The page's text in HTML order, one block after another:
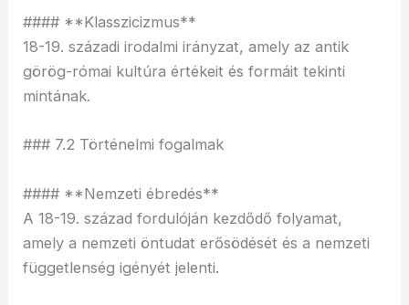
#### **Klasszicizmus**
18-19. századi irodalmi irányzat, amely az antik
görög-római kultúra értékeit és formáit tekinti
mintának.
### 7.2 Történelmi fogalmak
#### **Nemzeti ébredés**
A 18-19. század fordulóján kezdődő folyamat,
amely a nemzeti öntudat erősödését és a nemzeti
függetlenség igényét jelenti.